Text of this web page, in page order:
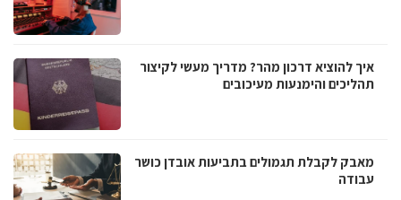
איך להוציא דרכון מהר? מדריך מעשי לקיצור
תהליכים והימנעות מעיכובים
מאבק לקבלת תגמולים בתביעות אובדן כושר
עבודה